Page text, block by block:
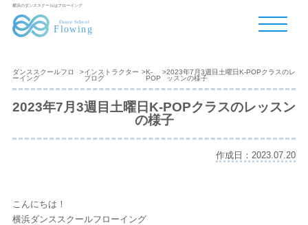
横浜のダンススクールはフローイング
ダンススクールフロ
ーイング
>インストラクター
ブログ
>K-
POP
>2023年7月3週目土曜日K-POPクラスのレ
ッスンの様子
2023年7月3週目土曜日K-POPクラスのレッスン
の様子
作成日：2023.07.20
こんにちは！
横浜ダンススクールフローイング